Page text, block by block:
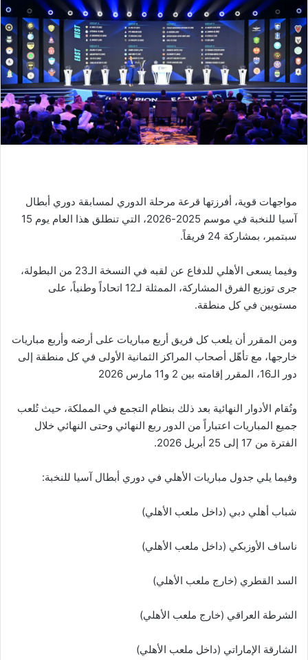
مواجهات قوية، أفرزتها قرعة مرحلة الدوري لمسابقة دوري أبطال
آسيا للنخبة في موسم 2025-2026، التي تنطلق هذا العام يوم 15
سبتمبر، بمشاركة 24 فريقاً.
وفيما يسعى الأهلي للدفاع عن لقبه في النسخة الـ23 من البطولة،
جرى توزيع الفرق المشاركة، الممثلة لـ12 اتحاداً وطنياً، على
مستويين في كل منطقة.
ومن المقرر أن يلعب كل فريق أربع مباريات على أرضه وأربع مباريات
خارجها، مع تأهّل أصحاب المراكز الثمانية الأولى في كل منطقة إلى
دور الـ16، المقرر إقامته بين 2 و11 مارس 2026
وتُقام الأدوار النهائية بعد ذلك بنظام التجمع في المملكة، حيث تُلعب
جميع المباريات اعتباراً من الدور ربع النهائي وحتى النهائي خلال
الفترة من 17 إلى 25 أبريل 2026.
وفيما يلي جدول مباريات الأهلي في دوري أبطال آسيا للنخبة:
شباب أهلي دبي (داخل ملعب الأهلي)
ناساف الأوزبكي (داخل ملعب الأهلي)
السد القطري (خارج ملعب الأهلي)
الشرطة العراقي (خارج ملعب الأهلي)
الشارقة الإماراتي (داخل ملعب الأهلي)